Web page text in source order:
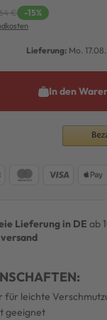
€ -15%
Lieferung: Mo.
In den
Lieferung in DE ab
für leichte
geeignet